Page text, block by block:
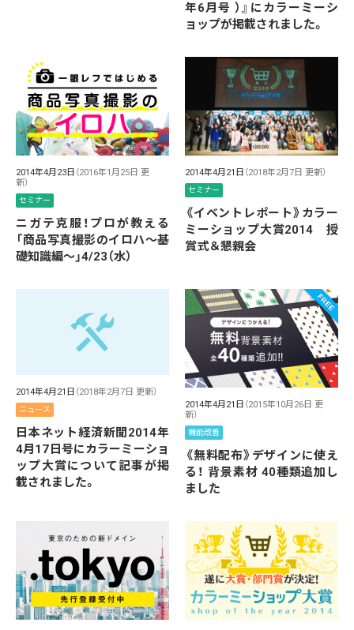
年6月号 ）』にカラーミーシ
ョップが掲載されました。
2014年4月23日 （2016年1月25日 更
新）
セミナー
ニガテ克服！プロが教える
「商品写真撮影のイロハ〜基
礎知識編〜」4/23（水）
2014年4月21日 （2018年2月7日 更新）
セミナー
《イベントレポート》カラー
ミーショップ大賞2014 授
賞式＆懇親会
2014年4月21日 （2018年2月7日 更新）
ニュース
日本ネット経済新聞2014年
4月17日号にカラーミーショ
ップ大賞について記事が掲
載されました。
2014年4月21日 （2015年10月26日 更
新）
機能改善
《無料配布》デザインに使え
る！ 背景素材 40種類追加し
ました